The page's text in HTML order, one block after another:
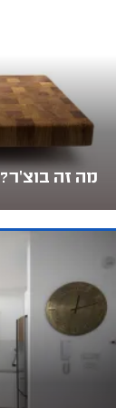
מה זה בוצ'ר?